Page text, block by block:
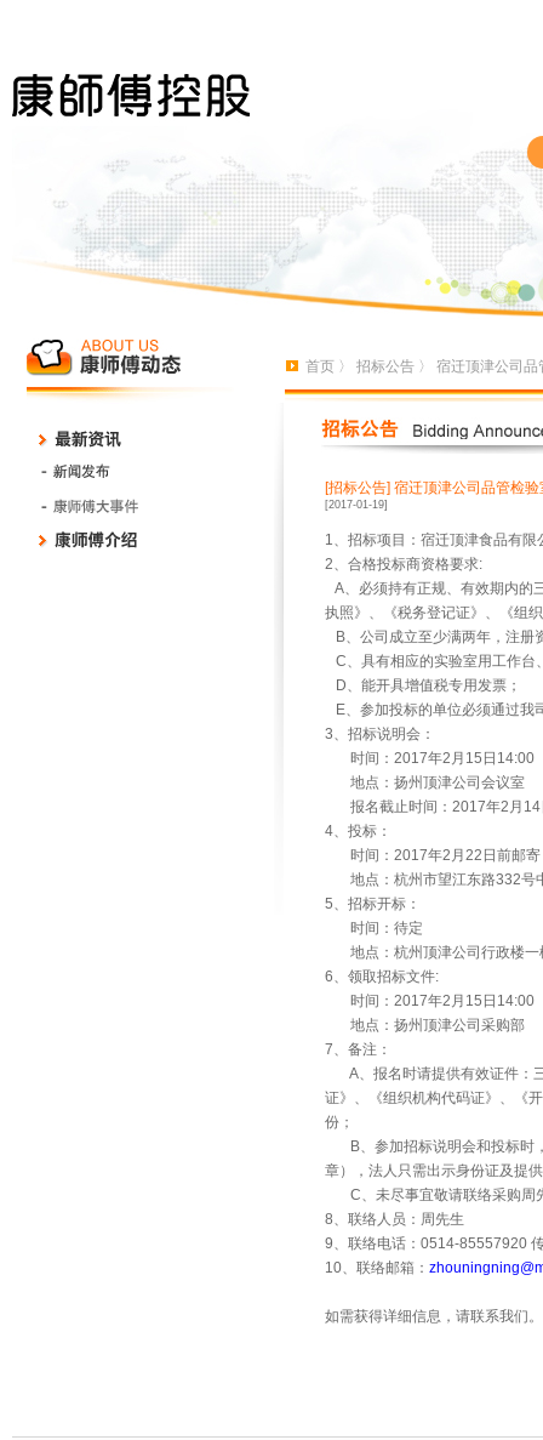
首页 〉 招标公告 〉 宿迁顶津公司
[招标公告] 宿迁顶津公司品管检
[2017-01-19]
1、招标项目：宿迁顶津食品有
2、合格投标商资格要求:
A、必须持有正规、有效期内的
执照》、《税务登记证》、《组
B、公司成立至少满两年，注册
C、具有相应的实验室用工作
D、能开具增值税专用发票；
E、参加投标的单位必须通过我
3、招标说明会：
时间： 2017年2 月 15 日 14:00
地点：扬州顶津公司会议室
报名截止时间： 2017年2 月 14
4、投标：
时间： 2017年2 月 22 日前邮寄
地点：杭州市望江东路332号
5、招标开标：
时间：待定
地点：杭州顶津公司行政楼一
6、领取招标文件:
时间： 2017年2 月 15 日 14:00
地点：扬州顶津公司采购部
7、备注：
A、报名时请提供有效证件：
证》、《组织机构代码证》、《
份；
B、参加招标说明会和投标时
章），法人只需出示身份证及提
C、未尽事宜敬请联络采购周
8、联络人员：周先生
9、联络电话： 0514-85557920
10、联络邮箱：
如需获得详细信息，请联系我们。